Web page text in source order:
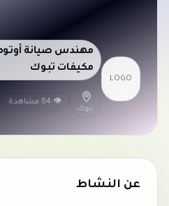
LOGO
مهندس صيانة
مكيفات تبوك
تبوك
👁 84 مشاهدة
عن النشاط